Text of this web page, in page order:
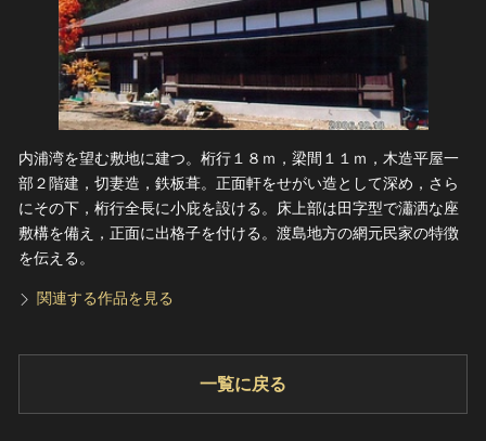
内浦湾を望む敷地に建つ。桁行１８ｍ，梁間１１ｍ，木造平屋一
部２階建，切妻造，鉄板葺。正面軒をせがい造として深め，さら
にその下，桁行全長に小庇を設ける。床上部は田字型で瀟洒な座
敷構を備え，正面に出格子を付ける。渡島地方の網元民家の特徴
を伝える。
関連する作品を見る
一覧に戻る